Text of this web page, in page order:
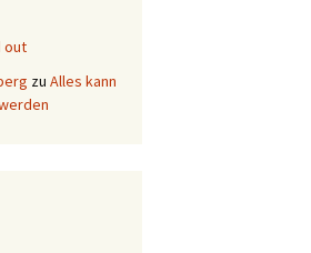
out
zu Alles kann